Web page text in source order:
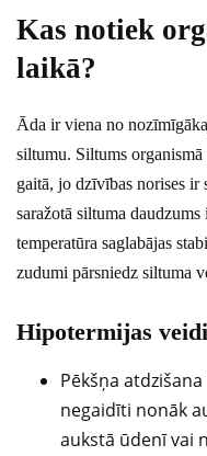
Kas notiek
laikā?
Āda ir viena no
siltumu. Siltums
gaitā, jo dzīvības norises ir
saražotā siltuma
temperatūra saglabājas
zudumi pārsniedz siltuma
Hipotermijas veidi
Pēkšņa
negaidīti nonāk
aukstā ūdenī vai